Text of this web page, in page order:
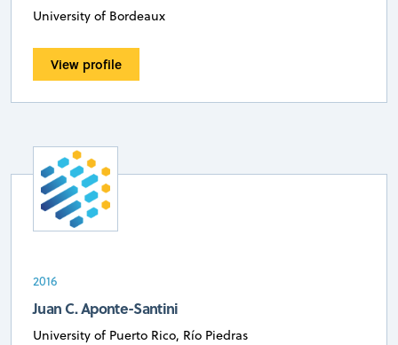
University of Bordeaux
View profile
2016
Juan C. Aponte-Santini
University of Puerto Rico, Río Piedras